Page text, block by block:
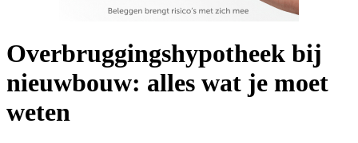
Overbruggingshypotheek bij
nieuwbouw: alles wat je moet
weten